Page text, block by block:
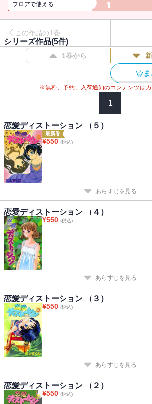
フロアで使える
この作品の1巻
シリーズ作品(5件)
1巻から
※無料、予約、入荷通知のコンテンツはカ
1
恋愛ディストーション （５）
最新巻
¥550 (税込)
あらすじを見る
恋愛ディストーション （４）
¥550 (税込)
あらすじを見る
恋愛ディストーション （３）
¥550 (税込)
あらすじを見る
恋愛ディストーション （２）
¥550 (税込)